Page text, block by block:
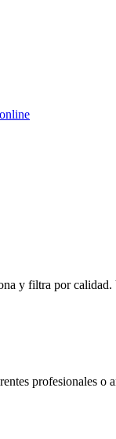
y filtra por
profesionales o